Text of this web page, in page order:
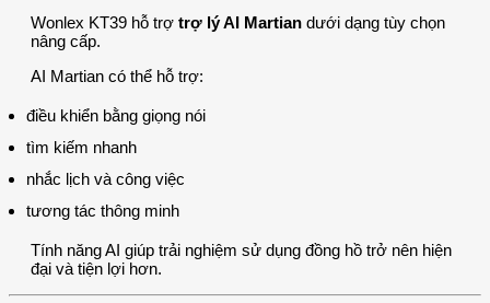
Wonlex KT39 hỗ trợ trợ lý AI Martian dưới dạng tùy chọn
nâng cấp.
AI Martian có thể hỗ trợ:
điều khiển bằng giọng nói
tìm kiếm nhanh
nhắc lịch và công việc
tương tác thông minh
Tính năng AI giúp trải nghiệm sử dụng đồng hồ trở nên hiện
đại và tiện lợi hơn.